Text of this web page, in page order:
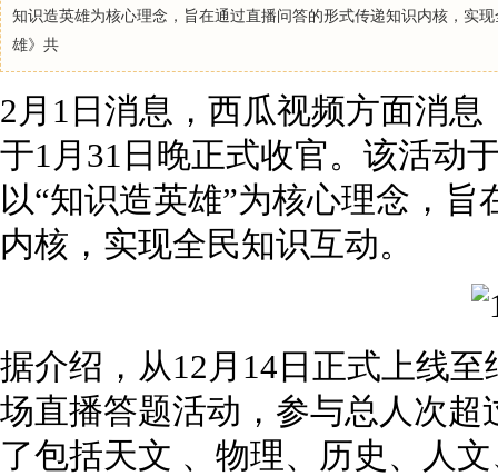
知识造英雄为核心理念，旨在通过直播问答的形式传递知识内核，实
雄》共
2月1日消息，西瓜视频方面消
于1月31日晚正式收官。该活动
以“知识造英雄”为核心理念，
内核，实现全民知识互动。
据介绍，从12月14日正式上线
场直播答题活动，参与总人次超
了包括天文 、物理、历史、人